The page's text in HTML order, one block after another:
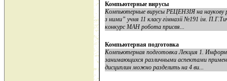
Компьютерные вирусы
Компьютерные вирусы РЕЦЕНЗІЯ на наукову
з ними” учня 11 класу гімназії №191 ім.
конкурс МАН робота присвя...
Компьютерная подготовка
Компьютерная подготовка Лекция 1.
занимающихся различными аспектами
дисциплин можно разделить на 4 ви...